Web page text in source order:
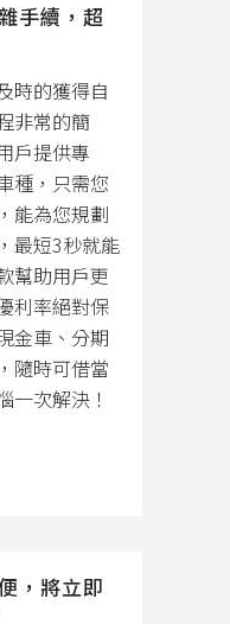
手續，超
時的獲得自
非常的簡
戶提供專
種，只需您
能為您規劃
最短3秒就能
幫助用戶更
利率絕對保
金車、分期
隨時可借當
一次解決！
，將立即